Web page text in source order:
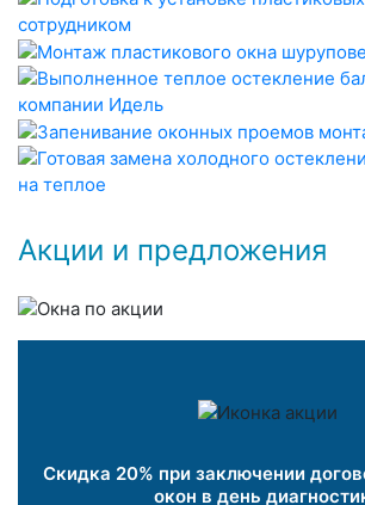
Акции и предложения
Скидка 20% при заключении
окон в день